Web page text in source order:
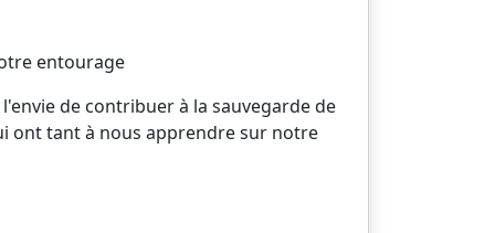
entourage
de contribuer à la sauvegarde de
ont tant à nous apprendre sur notre